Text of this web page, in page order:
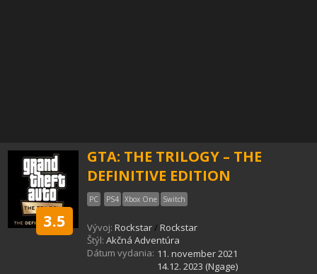
3.5
GTA: THE TRILOGY – THE
DEFINITIVE EDITION
PC PS4 Xbox One Switch
Vývoj: Rockstar/ Rockstar
Štýl: Akčná Adventúra
Dátum vydania: 11. november 2021
14.12. 2023 (Ngage)